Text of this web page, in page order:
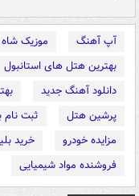
آپ آهنگ موزیک شاه
بهترین هتل های استانبول
دانلود آهنگ جدید
پرشین هتل
ثبت نام
مزایده خودرو
خرید
فروشنده مواد شیمیایی